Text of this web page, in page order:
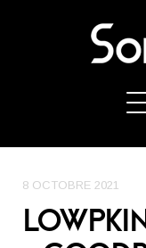
8 OCTOBRE 2021